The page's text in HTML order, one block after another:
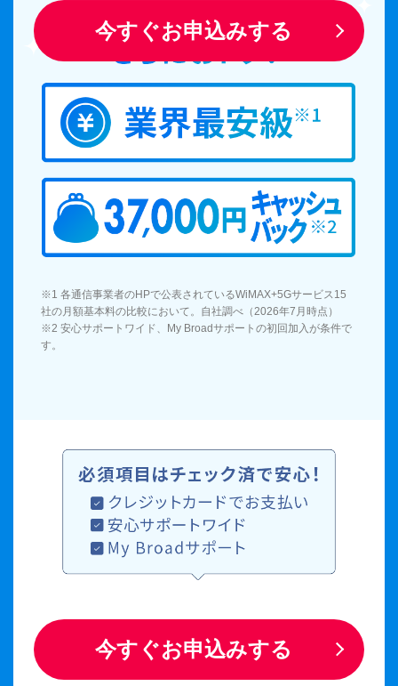
※1 各通信事業者のHPで公表されているWiMAX+5Gサービス15
社の月額基本料の比較において。自社調べ（2026年7月時点）
※2 安心サポートワイド、My Broadサポートの初回加入が条件で
す。
今すぐお申込みする
今すぐお申込みする